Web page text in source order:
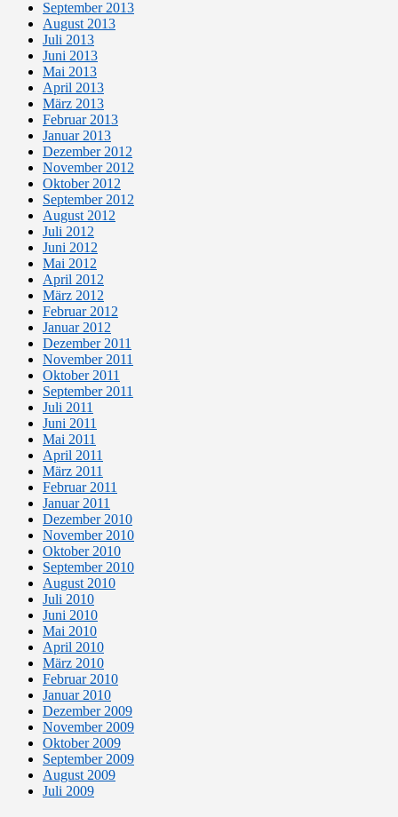
September 2013
August 2013
Juli 2013
Juni 2013
Mai 2013
April 2013
März 2013
Februar 2013
Januar 2013
Dezember 2012
November 2012
Oktober 2012
September 2012
August 2012
Juli 2012
Juni 2012
Mai 2012
April 2012
März 2012
Februar 2012
Januar 2012
Dezember 2011
November 2011
Oktober 2011
September 2011
Juli 2011
Juni 2011
Mai 2011
April 2011
März 2011
Februar 2011
Januar 2011
Dezember 2010
November 2010
Oktober 2010
September 2010
August 2010
Juli 2010
Juni 2010
Mai 2010
April 2010
März 2010
Februar 2010
Januar 2010
Dezember 2009
November 2009
Oktober 2009
September 2009
August 2009
Juli 2009